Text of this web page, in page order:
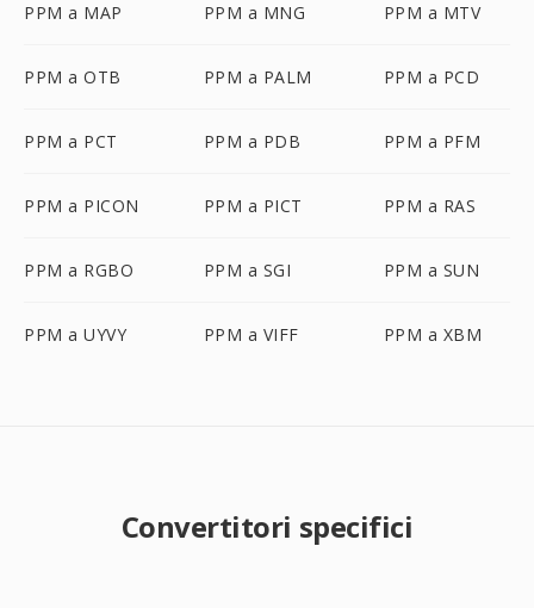
PPM a MAP PPM a MNG PPM a MTV
PPM a OTB PPM a PALM PPM a PCD
PPM a PCT PPM a PDB PPM a PFM
PPM a PICON PPM a PICT PPM a RAS
PPM a RGBO PPM a SGI PPM a SUN
PPM a UYVY PPM a VIFF PPM a XBM
Convertitori specifici